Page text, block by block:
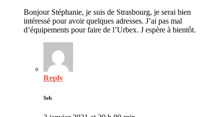
Bonjour Stéphanie, je suis de Strasbourg, je serai bien
intéressé pour avoir quelques adresses. J’ai pas mal
d’équipements pour faire de l’Urbex. J espère à bientôt.
Reply
Seb